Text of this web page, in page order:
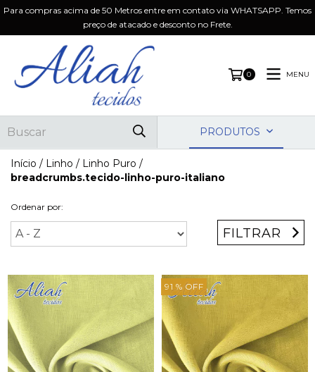
Para compras acima de 50 Metros entre em contato via WHATSAPP. Temos
preço de atacado e desconto no Frete.
0 MENU
PRODUTOS
Início / Linho / Linho Puro /
breadcrumbs.tecido-linho-puro-italiano
Ordenar por:
FILTRAR
91 % OFF